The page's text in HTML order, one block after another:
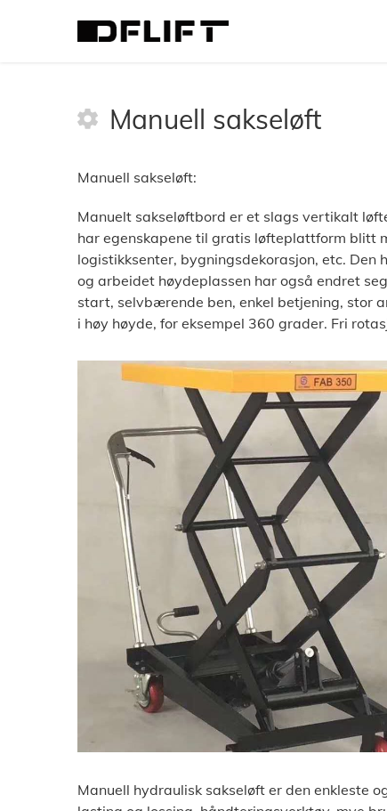
> Sakseløft type
Manuell sakseløft
Manuell sakseløft:
Manuelt sakseløftbord er et slags vertikalt
har egenskapene til gratis løfteplattform blitt
logistikksenter, bygningsdekorasjon, etc.
og arbeidet høydeplassen har også endret
start, selvbærende ben, enkel betjening, stor
i høy høyde, for eksempel 360 grader. Fri
Manuell hydraulisk sakseløft er den enkleste